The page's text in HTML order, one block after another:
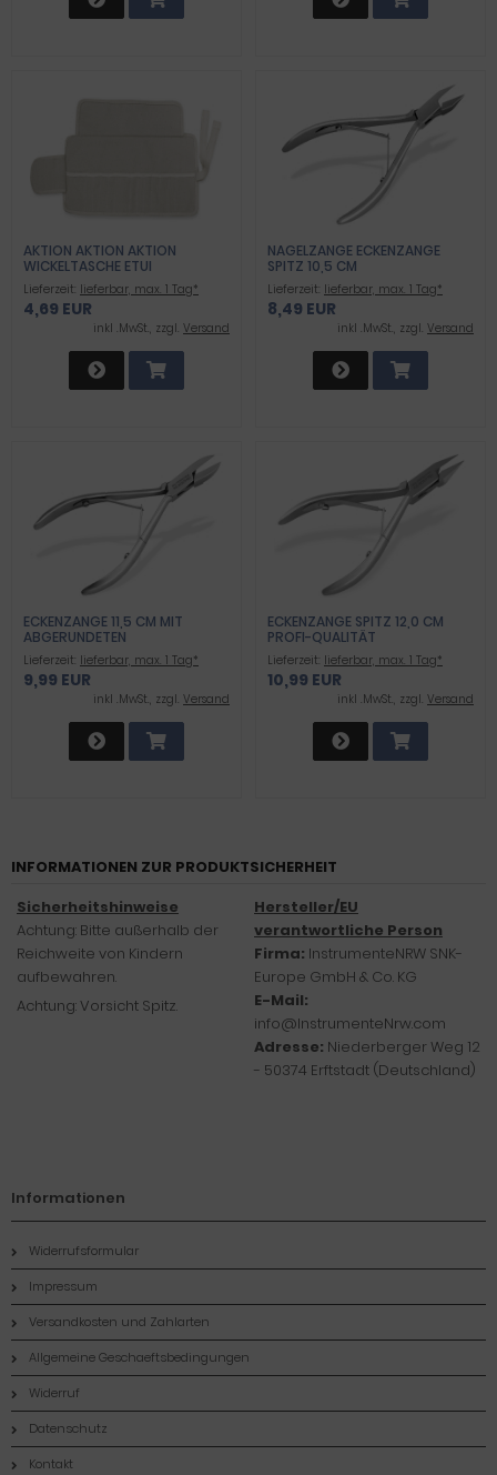
AKTION AKTION AKTION
WICKELTASCHE ETUI
Lieferzeit: lieferbar, max. 1 Tag*
4,69 EUR
inkl .MwSt., zzgl. Versand
NAGELZANGE ECKENZANGE
SPITZ 10,5 CM
Lieferzeit: lieferbar, max. 1 Tag*
8,49 EUR
inkl .MwSt., zzgl. Versand
ECKENZANGE 11,5 CM MIT
ABGERUNDETEN
SCHNEIDBACKEN
Lieferzeit: lieferbar, max. 1 Tag*
9,99 EUR
inkl .MwSt., zzgl. Versand
ECKENZANGE SPITZ 12,0 CM
PROFI-QUALITÄT
Lieferzeit: lieferbar, max. 1 Tag*
10,99 EUR
inkl .MwSt., zzgl. Versand
INFORMATIONEN ZUR PRODUKTSICHERHEIT
Sicherheitshinweise
Achtung: Bitte außerhalb der
Reichweite von Kindern
aufbewahren.
Hersteller/EU
verantwortliche Person
Firma: InstrumenteNRW SNK-
Europe GmbH & Co. KG
E-Mail:
info@InstrumenteNrw.com
Adresse: Niederberger Weg 12
- 50374 Erftstadt (Deutschland)
Achtung: Vorsicht Spitz.
Informationen
Widerrufsformular
Impressum
Versandkosten und Zahlarten
Allgemeine Geschaeftsbedingungen
Widerruf
Datenschutz
Kontakt